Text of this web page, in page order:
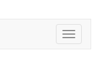
Toggle